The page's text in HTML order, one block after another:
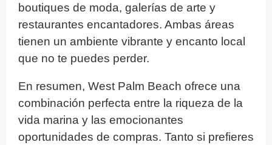
boutiques de moda, galerías de arte y
restaurantes encantadores. Ambas áreas
tienen un ambiente vibrante y encanto local
que no te puedes perder.
En resumen, West Palm Beach ofrece una
combinación perfecta entre la riqueza de la
vida marina y las emocionantes
oportunidades de compras. Tanto si prefieres